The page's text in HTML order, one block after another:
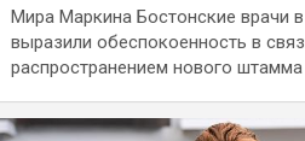
Мира Маркина Бостонские врачи
выразили обеспокоенность в
распространением нового